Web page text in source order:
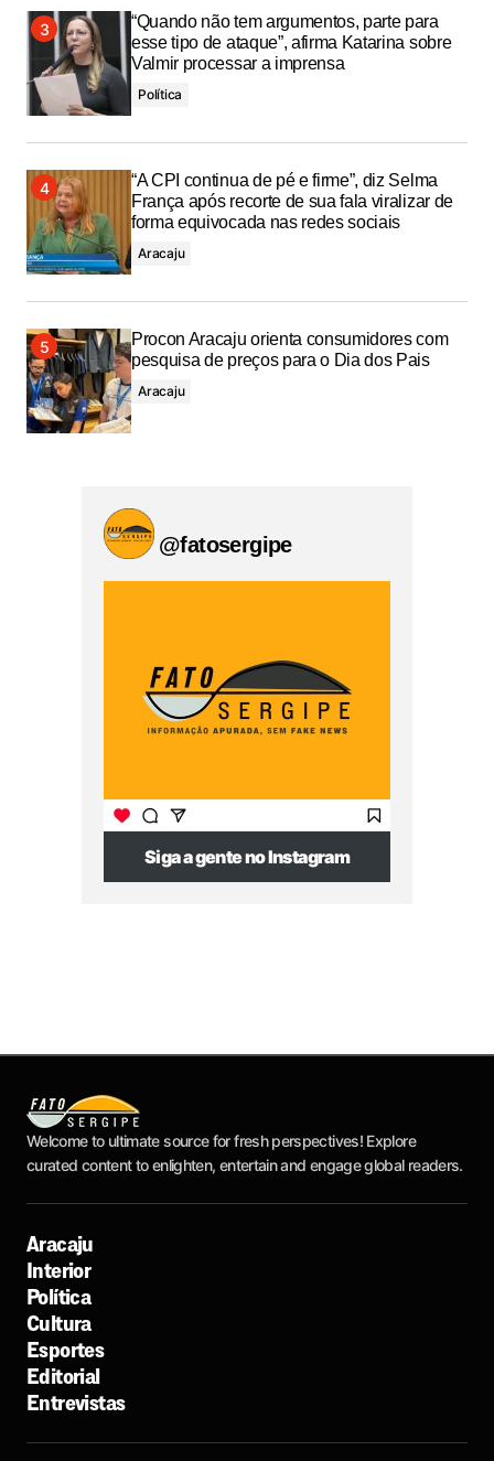
“Quando não tem argumentos, parte para
esse tipo de ataque”, afirma Katarina sobre
Valmir processar a imprensa
Política
“A CPI continua de pé e firme”, diz Selma
França após recorte de sua fala viralizar de
forma equivocada nas redes sociais
Aracaju
Procon Aracaju orienta consumidores com
pesquisa de preços para o Dia dos Pais
Aracaju
@fatosergipe
Siga a gente no Instagram
Welcome to ultimate source for fresh perspectives! Explore
curated content to enlighten, entertain and engage global readers.
Aracaju
Interior
Política
Cultura
Esportes
Editorial
Entrevistas